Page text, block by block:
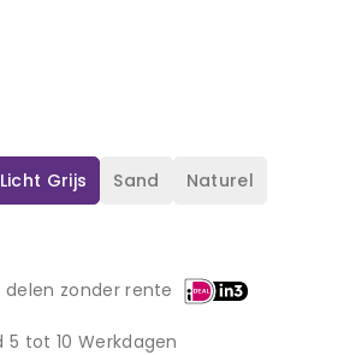
Licht Grijs Sand
Naturel
delen zonder rente
5 tot 10 Werkdagen